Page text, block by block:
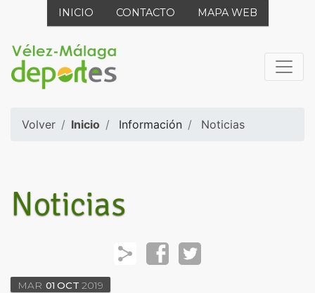
INICIO CONTACTO MAPA WEB
Volver Inicio Información Noticias
Noticias
MAR 01 OCT 2019